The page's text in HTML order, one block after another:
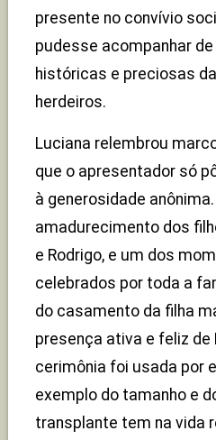
presente no convívio
pudesse acompanhar
históricas e preciosas
herdeiros.
Luciana relembrou
que o apresentador só
à generosidade
amadurecimento dos
e Rodrigo, e um dos
celebrados por toda a
do casamento da filha
presença ativa e feliz de
cerimônia foi usada por
exemplo do tamanho e
transplante tem na vida